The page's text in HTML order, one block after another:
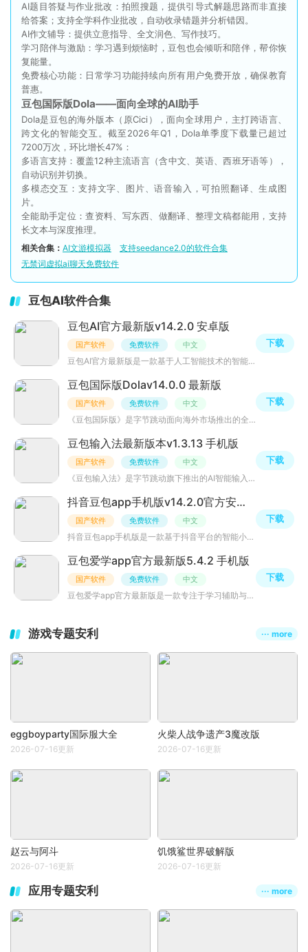
AI题目答疑与作业批改：拍照搜题，提供引导式解题思路而非直接
给答案；支持全学科作业批改，自动收录错题并分析错因。
AI作文辅导：提供立意指导、全文润色、写作技巧。
学习陪伴与激励：学习遇到烦恼时，豆包也会倾听和陪伴，帮你恢
复能量。
免费核心功能：日常学习功能持续向所有用户免费开放，确保教育
普惠。
豆包国际版Dola——面向全球的AI助手
Dola是豆包的海外版本（原Cici），面向全球用户，主打跨语言、
跨文化的智能交互。截至2026年Q1，Dola单季度下载量已超过
7200万次，环比增长47%：
多语言支持：覆盖12种主流语言（含中文、英语、西班牙语等），
自动识别并切换。
多模态交互：支持文字、图片、语音输入，可拍照翻译、生成图
片。
全能助手定位：查资料、写东西、做翻译、整理文稿都能用，支持
长文本与深度推理。
相关合集： AI文游模拟器
支持seedance2.0的软件合集
无禁词虚拟ai聊天免费软件
豆包AI软件合集
豆包AI官方最新版v14.2.0 安卓版
国产软件 免费软件 中文
豆包AI官方最新版是一款基于人工智能技术的智能助手，致力于为用户提供高效、便捷的生活和工作服务。通过深
下载
豆包国际版Dolav14.0.0 最新版
国产软件 免费软件 中文
《豆包国际版》是字节跳动面向海外市场推出的全能型AI助手，原名Cici，内置了对话问答、多语言翻译、写作辅
下载
豆包输入法最新版本v1.3.13 手机版
国产软件 免费软件 中文
《豆包输入法》是字节跳动旗下推出的AI智能输入法，深度整合AI能力，提供基于Seed-ASR模型的语音输入，识别
下载
抖音豆包app手机版v14.2.0官方安卓版
国产软件 免费软件 中文
抖音豆包app手机版是一款基于抖音平台的智能小助手软件，它通过人工智能技术和大数据分析，为用户提供个性化
下载
豆包爱学app官方最新版5.4.2 手机版
国产软件 免费软件 中文
豆包爱学app官方最新版是一款专注于学习辅助与知识提升的智能学习工具。为学生、自学者等不同群体提供个性化
下载
游戏专题安利 ··· more
eggboyparty国际服大全
2026-07-16更新
火柴人战争遗产3魔改版
2026-07-16更新
赵云与阿斗
2026-07-16更新
饥饿鲨世界破解版
2026-07-16更新
应用专题安利 ··· more